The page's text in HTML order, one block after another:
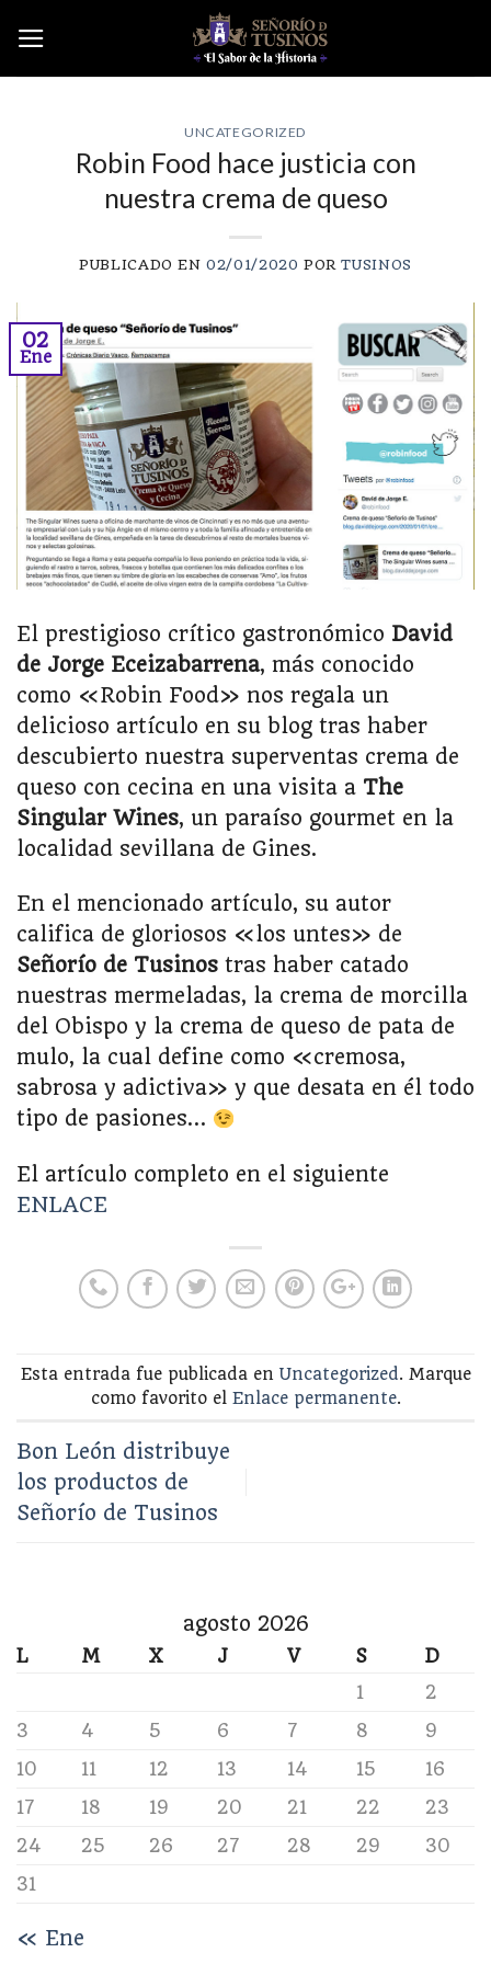
to
content
UNCATEGORIZED
Robin Food hace justicia con
nuestra crema de queso
PUBLICADO EN02/01/2020 PORTUSINOS
02
Ene
El prestigioso crítico gastronómico David
de Jorge Eceizabarrena, más conocido
como «Robin Food» nos regala un
delicioso artículo en su blog tras haber
descubierto nuestra superventas crema de
queso con cecina en una visita a The
Singular Wines, un paraíso gourmet en la
localidad sevillana de Gines.
En el mencionado artículo, su autor
califica de gloriosos «los untes» de
Señorío de Tusinos tras haber catado
nuestras mermeladas, la crema de morcilla
del Obispo y la crema de queso de pata de
mulo, la cual define como «cremosa,
sabrosa y adictiva» y que desata en él todo
tipo de pasiones…
El artículo completo en el siguiente
ENLACE
Esta entrada fue publicada en Uncategorized. Marque
como favorito el Enlace permanente.
Bon León distribuye
los productos de
Señorío de Tusinos
agosto 2026
L M X J V S
D
1
2
3
4 5 6 7 8
9
10
11 12 13 14 15
16
17
18 19 20 21 22
23
24
25 26 27 28 29
30
31
« Ene